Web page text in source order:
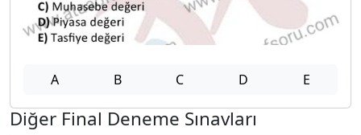
A B C D E
Diğer Final Deneme Sınavları